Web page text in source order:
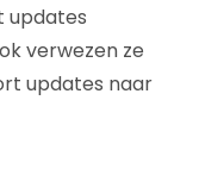
updates
verwezen ze
updates naar